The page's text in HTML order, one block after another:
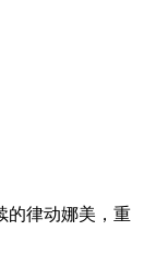
的律动娜美，重